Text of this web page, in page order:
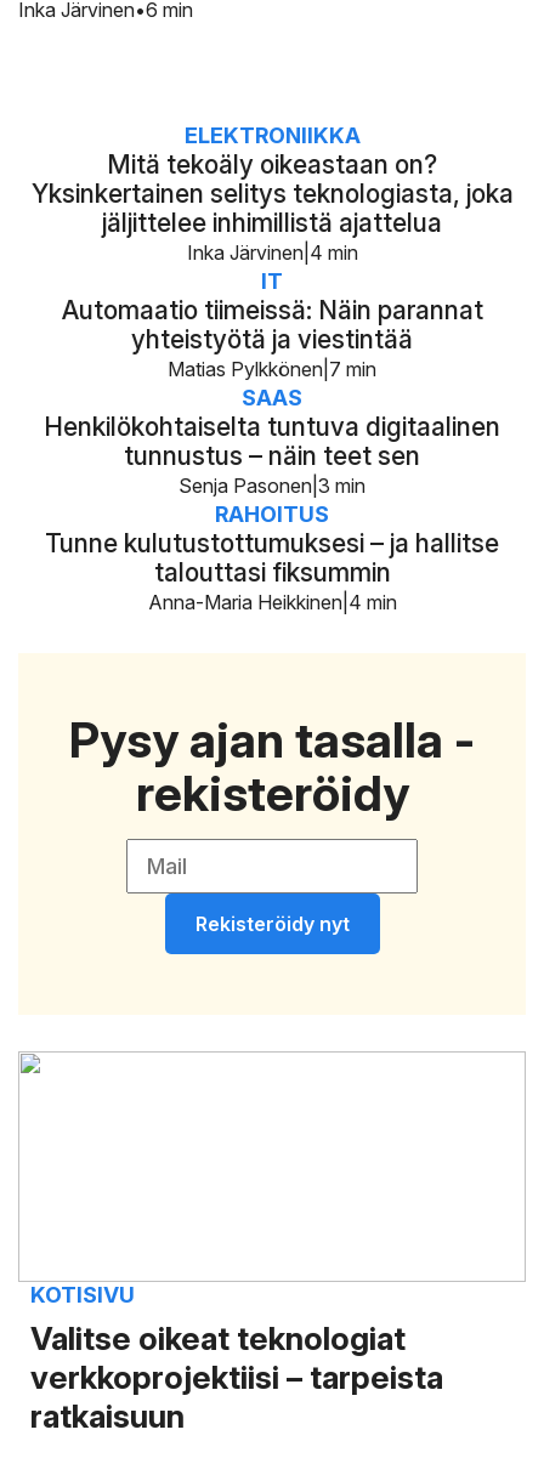
6 min
Inka Järvinen
Mitä tekoäly oikeastaan on?
Yksinkertainen selitys teknologiasta, joka
jäljittelee inhimillistä ajattelua
ELEKTRONIIKKA
4 min
Inka Järvinen
Automaatio tiimeissä: Näin parannat
yhteistyötä ja viestintää
IT
7 min
Matias Pylkkönen
Henkilökohtaiselta tuntuva digitaalinen
tunnustus – näin teet sen
SAAS
3 min
Senja Pasonen
Tunne kulutustottumuksesi – ja hallitse
talouttasi fiksummin
RAHOITUS
4 min
Anna-Maria Heikkinen
Pysy ajan tasalla -
rekisteröidy
Rekisteröidy nyt
Valitse oikeat teknologiat
verkkoprojektiisi – tarpeista
ratkaisuun
KOTISIVU